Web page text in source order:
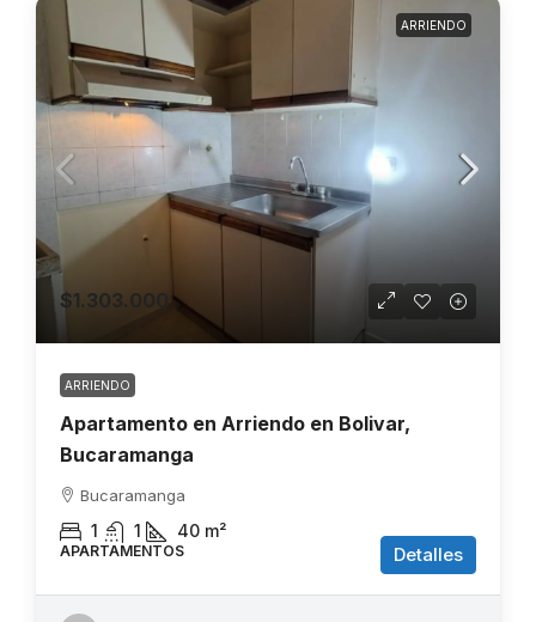
ARRIENDO
$1.303.000
ARRIENDO
Apartamento en Arriendo en Bolivar,
Bucaramanga
Bucaramanga
1 1 40 m²
APARTAMENTOS Detalles